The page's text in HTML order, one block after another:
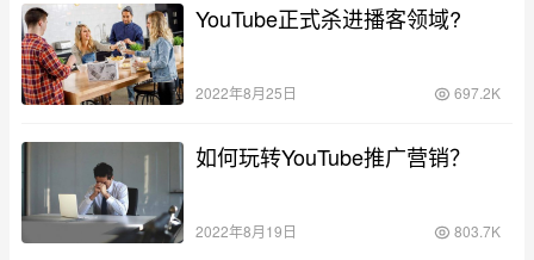
YouTube正式杀进播客领域?
2022年8月25日 697.2K
如何玩转YouTube推广营销？
2022年8月19日 803.7K